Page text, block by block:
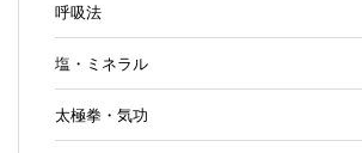
呼吸法
塩・ミネラル
太極拳・気功